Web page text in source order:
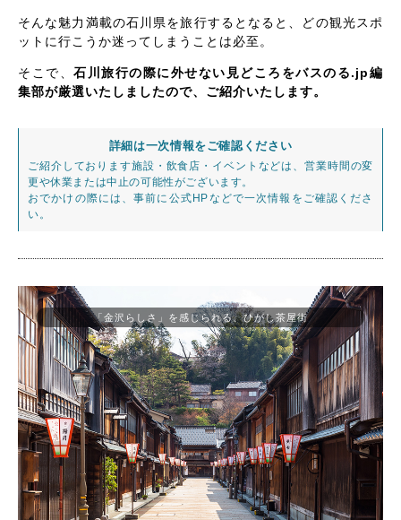
そんな魅力満載の石川県を旅行するとなると、どの観光スポ
ットに行こうか迷ってしまうことは必至。
そこで、石川旅行の際に外せない見どころをバスのる.jp編
集部が厳選いたしましたので、ご紹介いたします。
詳細は一次情報をご確認ください
ご紹介しております施設・飲食店・イベントなどは、営業時間の変
更や休業または中止の可能性がございます。
おでかけの際には、事前に公式HPなどで一次情報をご確認くださ
い。
「金沢らしさ」を感じられる、ひがし茶屋街